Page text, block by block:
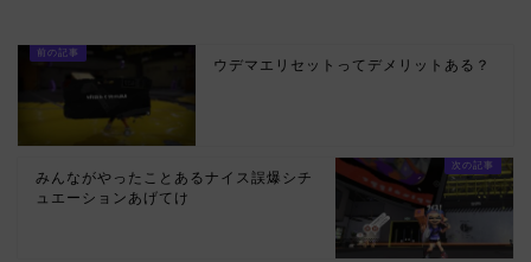
ウデマエリセットってデメリットある？
みんながやったことあるナイス誤爆シチ
ュエーションあげてけ